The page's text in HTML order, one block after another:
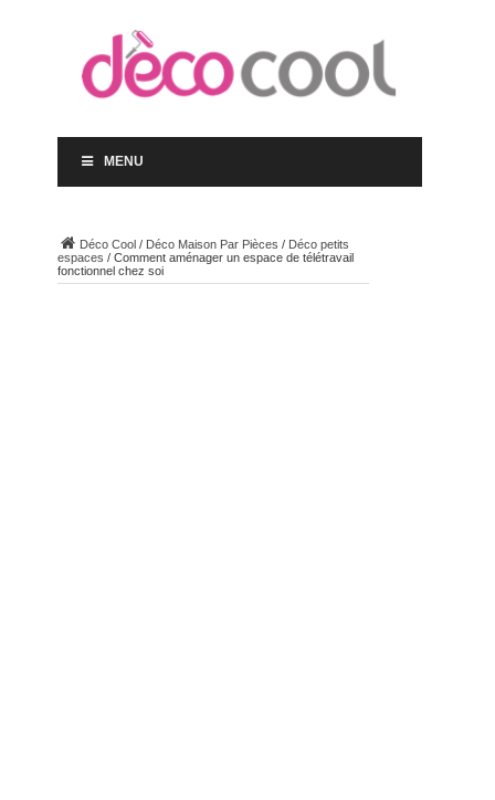
MENU
Déco Cool/ Déco Maison Par Pièces / Déco petits
espaces / Comment aménager un espace de télétravail
fonctionnel chez soi